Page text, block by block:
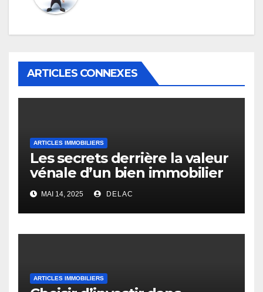
ARTICLES CONNEXES
ARTICLES IMMOBILIERS
Les secrets derrière la valeur
vénale d’un bien immobilier
MAI 14, 2025 DELAC
ARTICLES IMMOBILIERS